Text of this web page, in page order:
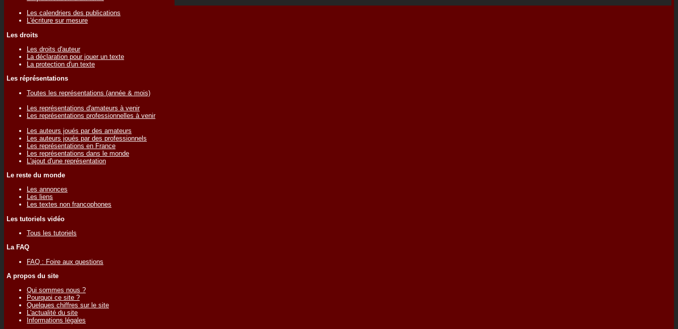
Les calendriers des publications
L'écriture sur mesure
Les droits
Les droits d'auteur
La déclaration pour jouer un texte
La protection d'un texte
Les réprésentations
Toutes les représentations (année & mois)
Les représentations d'amateurs à venir
Les représentations professionnelles à venir
Les auteurs joués par des amateurs
Les auteurs joués par des professionnels
Les représentations en France
Les représentations dans le monde
L'ajout d'une représentation
Le reste du monde
Les annonces
Les liens
Les textes non francophones
Les tutoriels vidéo
Tous les tutoriels
La FAQ
FAQ : Foire aux questions
A propos du site
Qui sommes nous ?
Pourquoi ce site ?
Quelques chiffres sur le site
L'actualité du site
Informations légales